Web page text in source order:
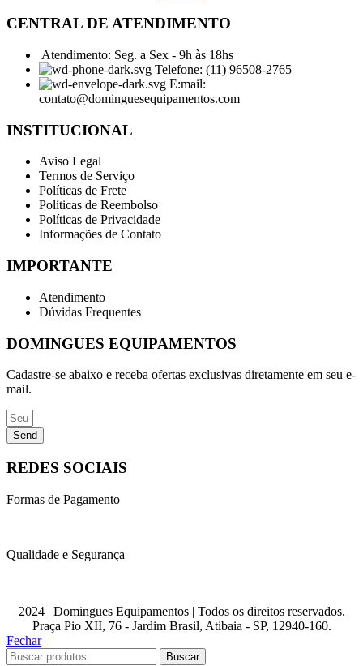
CENTRAL DE ATENDIMENTO
Atendimento: Seg. a Sex - 9h às 18hs
Telefone: (11) 96508-2765
E:mail:
contato@dominguesequipamentos.com
INSTITUCIONAL
Aviso Legal
Termos de Serviço
Políticas de Frete
Políticas de Reembolso
Políticas de Privacidade
Informações de Contato
IMPORTANTE
Atendimento
Dúvidas Frequentes
DOMINGUES EQUIPAMENTOS
Cadastre-se abaixo e receba ofertas exclusivas diretamente em seu e-
mail.
Send
REDES SOCIAIS
Formas de Pagamento
Qualidade e Segurança
2024 | Domingues Equipamentos | Todos os direitos reservados.
Praça Pio XII, 76 - Jardim Brasil, Atibaia - SP, 12940-160.
Fechar
Buscar